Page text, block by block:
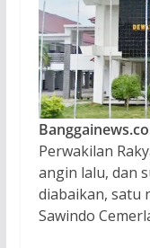
Perwakilan
angin lalu, dan
diabaikan, satu
Sawindo